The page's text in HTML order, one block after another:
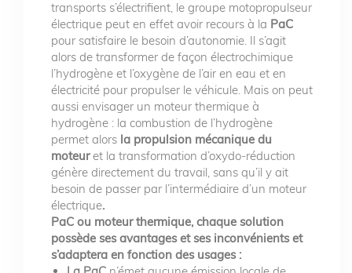
transports s’électrifient, le groupe motopropulseur
électrique peut en effet avoir recours à la PaC
pour satisfaire le besoin d’autonomie. Il s’agit
alors de transformer de façon électrochimique
l’hydrogène et l’oxygène de l’air en eau et en
électricité pour propulser le véhicule. Mais on peut
aussi envisager un moteur thermique à
hydrogène : la combustion de l’hydrogène
permet alors la propulsion mécanique du
moteuret la transformation d’oxydo-réduction
génère directement du travail, sans qu’il y ait
besoin de passer par l’intermédiaire d’un moteur
électrique.
PaC ou moteur thermique, chaque solution
possède ses avantages et ses inconvénients et
s’adaptera en fonction des usages :